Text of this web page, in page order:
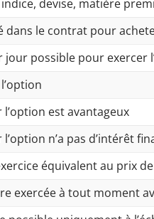
devise, matière
dans le contrat pour
possible pour exercer
est avantageux
n’a pas d’intérêt
équivalent au prix de
exercée à tout moment